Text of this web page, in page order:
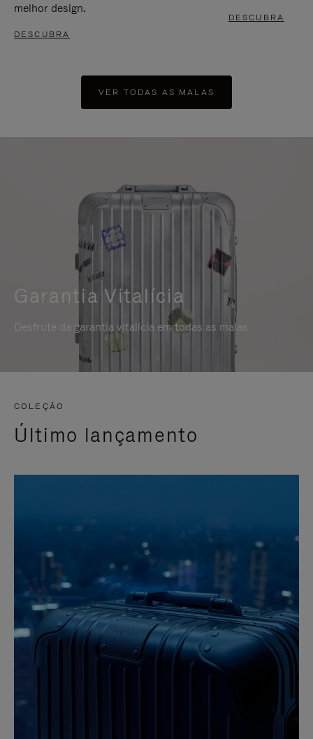
melhor design.
DESCUBRA
DESCUBRA
VER TODAS AS MALAS
Garantia Vitalícia
Desfrute da garantia vitalícia em todas as malas
COLEÇÃO
Último lançamento